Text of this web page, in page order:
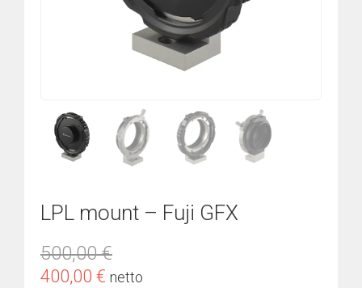
LPL mount – Fuji GFX
500,00€
Pierwotna
400,00 € Aktualna
netto